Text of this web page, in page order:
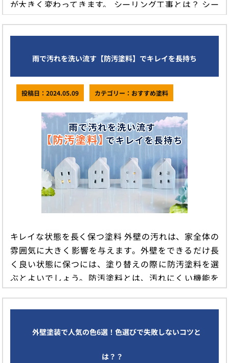
が大きく変わってきます。 シーリング工事とは？ シー
リング工事とは、「建物の […]
雨で汚れを洗い流す【防汚塗料】でキレイを長持ち
投稿日：2024.05.09 カテゴリー：おすすめ塗料
キレイな状態を長く保つ塗料 外壁の汚れは、家全体の
雰囲気に大きく影響を与えます。外壁をできるだけ長
く良い状態に保つには、塗り替えの際に防汚塗料を選
ぶとよいでしょう。防汚塗料とは、汚れにくい機能を
もった塗料のことで、低汚染 […]
外壁塗装で人気の色6選！色選びで失敗しないコツと
は？？